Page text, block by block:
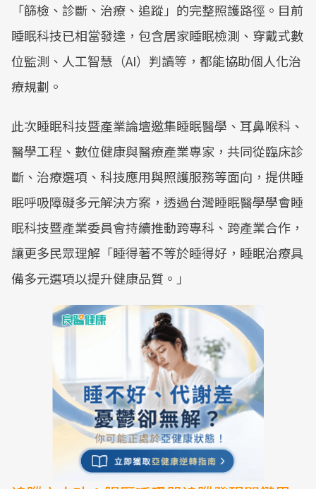
「篩檢、診斷、治療、追蹤」的完整照護路徑。目前
睡眠科技已相當發達，包含居家睡眠檢測、穿戴式數
位監測、人工智慧（AI）判讀等，都能協助個人化治
療規劃。
此次睡眠科技暨產業論壇邀集睡眠醫學、耳鼻喉科、
醫學工程、數位健康與醫療產業專家，共同從臨床診
斷、治療選項、科技應用與照護服務等面向，提供睡
眠呼吸障礙多元解決方案，透過台灣睡眠醫學學會睡
眠科技暨產業委員會持續推動跨專科、跨產業合作，
讓更多民眾理解「睡得著不等於睡得好，睡眠治療具
備多元選項以提升健康品質。」